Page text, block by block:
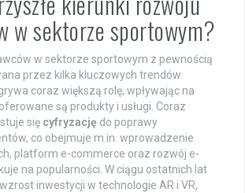
w sektorze sportowym?
w sektorze sportowym z pewnością
przez kilka kluczowych trendów.
coraz większą rolę, wpływając na
są produkty i usługi. Coraz
się cyfryzację do poprawy
co obejmuje m.in. wprowadzenie
platform e-commerce oraz rozwój e-
na popularności. W ciągu ostatnich lat
inwestycji w technologie AR i VR,